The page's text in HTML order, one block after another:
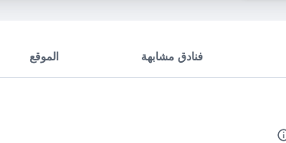
فنادق مشابهة الموقع